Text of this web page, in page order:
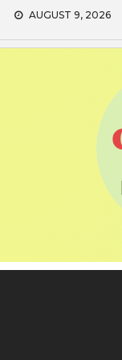
Skip
content
AUGUST 9, 2026